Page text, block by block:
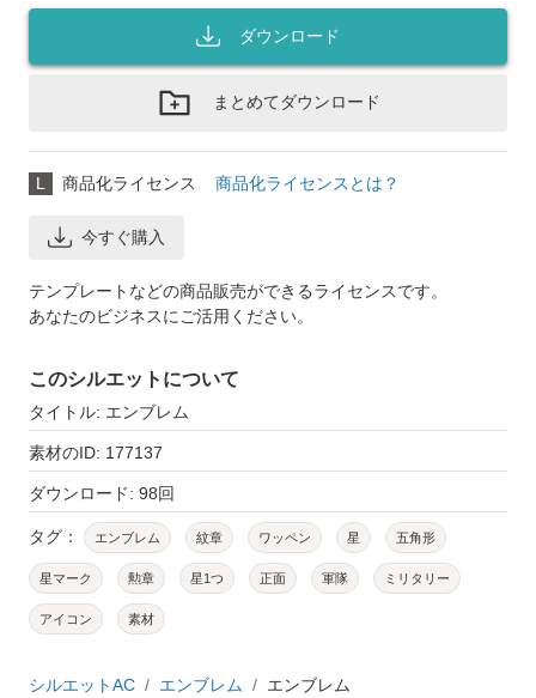
ダウンロード
まとめてダウンロード
L 商品化ライセンス 商品化ライセンスとは？
今すぐ購入
テンプレートなどの商品販売ができるライセンスです。
あなたのビジネスにご活用ください。
このシルエットについて
タイトル: エンブレム
素材のID: 177137
ダウンロード: 98回
タグ： エンブレム 紋章 ワッペン 星 五角形
星マーク 勲章 星1つ 正面 軍隊 ミリタリー
アイコン 素材
シルエットAC エンブレム エンブレム